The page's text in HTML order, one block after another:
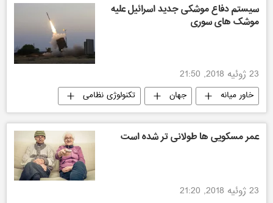
سیستم دفاع موشکی جدید اسرائیل علیه
موشک های سوری
23 ژوئیه 2018, 21:50
خاور میانه جهان تکنولوژی نظامی
عمر مسکویی ها طولانی تر شده است
23 ژوئیه 2018, 21:20